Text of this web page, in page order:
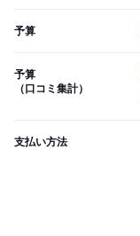
予算
予算
（口コミ集計）
支払い方法